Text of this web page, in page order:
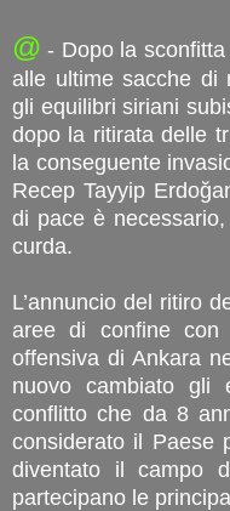
@ - Dopo la
alle ultime sacche di
gli equilibri siriani
dopo la ritirata delle
la conseguente
Recep Tayyip
di pace è
curda.
L’annuncio del ritiro
aree di confine con
offensiva di Ankara
nuovo cambiato gli
conflitto che da 8
considerato il Paese
diventato il campo
partecipano le